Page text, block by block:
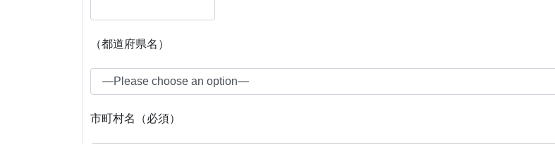
（都道府県名）
市町村名（必須）